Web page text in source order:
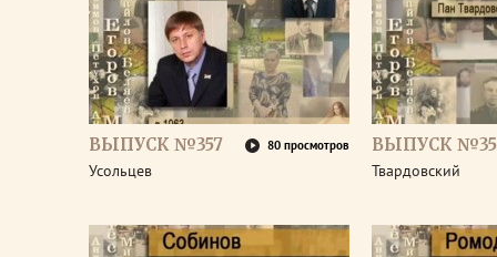
ВЫПУСК №357 80 просмотров
Усольцев
ВЫПУСК
Твардовский